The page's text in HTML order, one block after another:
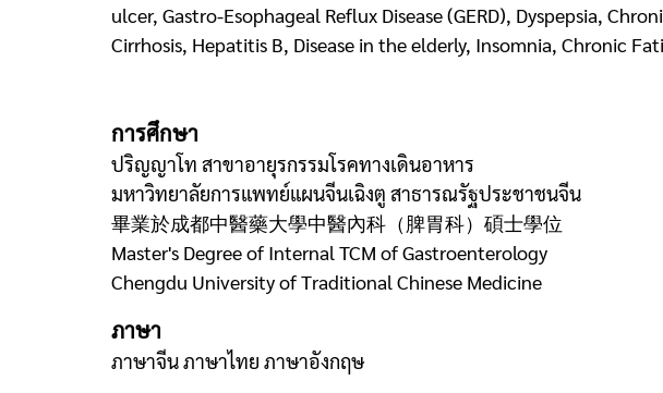
ulcer, Gastro-Esophageal Reflux Disease (GERD), Dyspepsia,
Cirrhosis, Hepatitis B, Disease in the elderly, Insomnia, Chronic
การศึกษา
ปริญญาโท สาขาอายุรกรรมโรคทางเดินอาหาร
มหาวิทยาลัยการแพทย์แผนจีนเฉิงตู สาธารณรัฐประชาชนจีน
畢業於成都中醫藥大學中醫內科（脾胃科）碩士學位
Master's Degree of Internal TCM of Gastroenterology
Chengdu University of Traditional Chinese Medicine
ภาษา
ภาษาจีน ภาษาไทย ภาษาอังกฤษ